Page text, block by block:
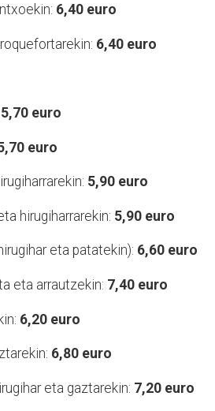
6,40 euro
6,40 euro
5,70 euro
euro
5,90 euro
hirugiharrarekin: 5,90 euro
eta patatekin): 6,60 euro
eta arrautzekin: 7,40 euro
6,20 euro
6,80 euro
eta gaztarekin: 7,20 euro